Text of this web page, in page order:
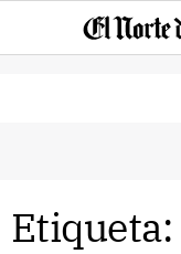
Etiqueta: